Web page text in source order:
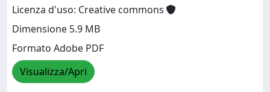
Licenza d'uso: Creative commons
Dimensione 5.9 MB
Formato Adobe PDF
Visualizza/Apri